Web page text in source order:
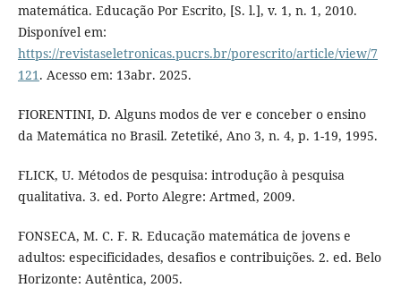
matemática. Educação Por Escrito, [S. l.], v. 1, n. 1, 2010.
Disponível em:
https://revistaseletronicas.pucrs.br/porescrito/article/view/7
121 . Acesso em: 13abr. 2025.
FIORENTINI, D. Alguns modos de ver e conceber o ensino
da Matemática no Brasil. Zetetiké, Ano 3, n. 4, p. 1-19, 1995.
FLICK, U. Métodos de pesquisa: introdução à pesquisa
qualitativa. 3. ed. Porto Alegre: Artmed, 2009.
FONSECA, M. C. F. R. Educação matemática de jovens e
adultos: especificidades, desafios e contribuições. 2. ed. Belo
Horizonte: Autêntica, 2005.